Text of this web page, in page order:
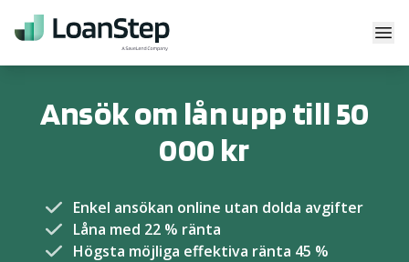
Skip to content
Till startsidan
Ansök om lån upp till 50
000 kr
Enkel ansökan online utan dolda avgifter
Låna med 22 % ränta
Högsta möjliga effektiva ränta 45 %